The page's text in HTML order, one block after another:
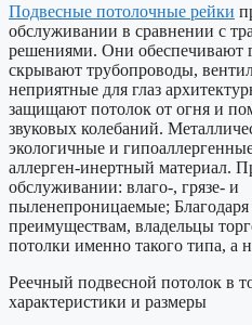
Подвесные потолочные рейки
обслуживании в сравнении с
решениями. Они обеспечивают
скрывают трубопроводы,
неприятные для глаз
защищают потолок от огня и
звуковых колебаний.
экологичные и
аллерген-инертный материал.
обслуживании: влаго-, грязе- и
пыленепроницаемые;
преимуществам, владельцы
потолки именно такого типа, а
Реечный подвесной потолок в
характеристики и размеры